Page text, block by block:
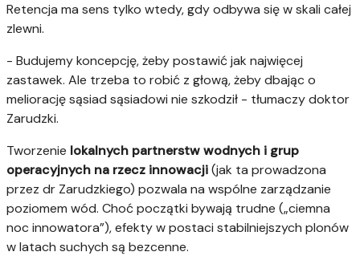
Retencja ma sens tylko wtedy, gdy odbywa się w skali całej
zlewni.
- Budujemy koncepcję, żeby postawić jak najwięcej
zastawek. Ale trzeba to robić z głową, żeby dbając o
meliorację sąsiad sąsiadowi nie szkodził - tłumaczy doktor
Zarudzki.
Tworzenie lokalnych partnerstw wodnych i grup
operacyjnych na rzecz innowacji(jak ta prowadzona
przez dr Zarudzkiego) pozwala na wspólne zarządzanie
poziomem wód. Choć początki bywają trudne („ciemna
noc innowatora”), efekty w postaci stabilniejszych plonów
w latach suchych są bezcenne.